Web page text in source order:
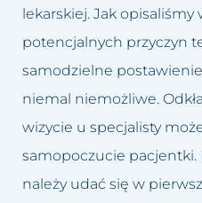
lekarskiej. Jak opisaliśmy
potencjalnych przyczyn
samodzielne
niemal niemożliwe.
wizycie u specjalisty
samopoczucie pacjentki.
należy udać się w